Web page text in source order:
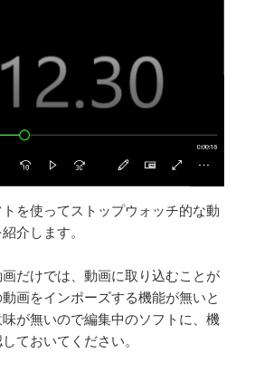
を使ってストップウォッチ的な動
介します。
だけでは、動画に取り込むことが
画をインポーズする機能が無いと
が無いので編集中のソフトに、機
ておいてください。